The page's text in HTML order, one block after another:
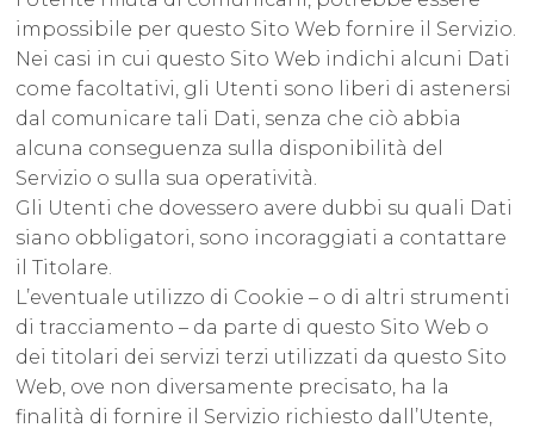
impossibile per questo Sito Web fornire il Servizio.
Nei casi in cui questo Sito Web indichi alcuni Dati
come facoltativi, gli Utenti sono liberi di astenersi
dal comunicare tali Dati, senza che ciò abbia
alcuna conseguenza sulla disponibilità del
Servizio o sulla sua operatività.
Gli Utenti che dovessero avere dubbi su quali Dati
siano obbligatori, sono incoraggiati a contattare
il Titolare.
L’eventuale utilizzo di Cookie – o di altri strumenti
di tracciamento – da parte di questo Sito Web o
dei titolari dei servizi terzi utilizzati da questo Sito
Web, ove non diversamente precisato, ha la
finalità di fornire il Servizio richiesto dall’Utente,